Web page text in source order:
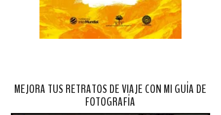
MEJORA TUS RETRATOS DE VIAJE CON MI GUÍA DE
FOTOGRAFÍA